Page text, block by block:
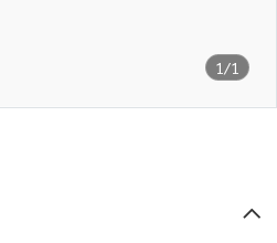
1/1